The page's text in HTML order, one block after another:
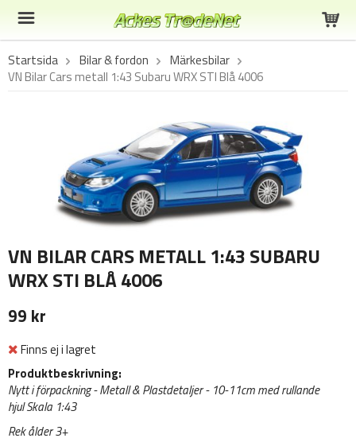
Startsida Bilar & fordon
Märkesbilar
VN Bilar Cars metall 1:43 Subaru WRX STI Blå 4006
VN BILAR CARS METALL 1:43 SUBARU
WRX STI BLÅ 4006
99 kr
Finns ej i lagret
Produktbeskrivning:
Nytt i förpackning - Metall & Plastdetaljer - 10-11cm med rullande
hjul Skala 1:43
Rek ålder 3+